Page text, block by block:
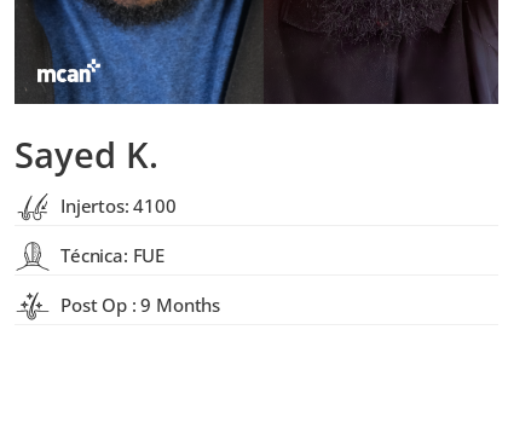
Sayed K.
Injertos: 4100
Técnica: FUE
Post Op : 9 Months